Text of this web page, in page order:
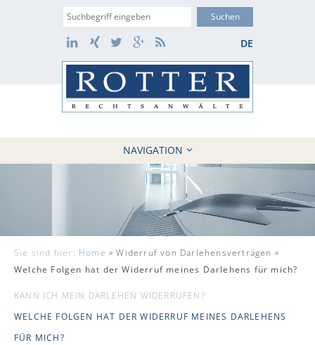
Suche
DE
LinkedIn
Xing TwitterGoogle+
RSS
NAVIGATION
HOME
KANZLEI
10 GRÜNDE
FÄLLE
REFERENZEN
KONTAKT / WEBAKTE
Sie sind hier: Home »Widerruf von Darlehensverträgen »
Welche Folgen hat der Widerruf meines Darlehens für mich?
KANN ICH MEIN DARLEHEN WIDERRUFEN?
WELCHE FOLGEN HAT DER WIDERRUF MEINES DARLEHENS
FÜR MICH?